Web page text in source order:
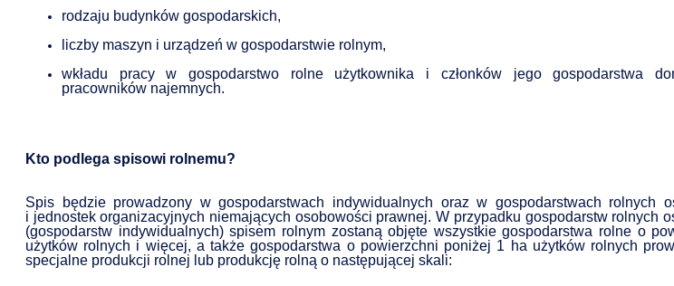
rodzaju budynków gospodarskich,
liczby maszyn i urządzeń w gospodarstwie rolnym,
wkładu pracy w gospodarstwo rolne użytkownika i członków jego gospodarstwa
pracowników najemnych.
Kto podlega spisowi rolnemu?
Spis będzie prowadzony w gospodarstwach indywidualnych oraz w gospodarstwach rolnych
i jednostek organizacyjnych niemających osobowości prawnej. W przypadku gospodarstw rolnych
(gospodarstw indywidualnych) spisem rolnym zostaną objęte wszystkie gospodarstwa rolne o
użytków rolnych i więcej, a także gospodarstwa o powierzchni poniżej 1 ha użytków rolnych
specjalne produkcji rolnej lub produkcję rolną o następującej skali: